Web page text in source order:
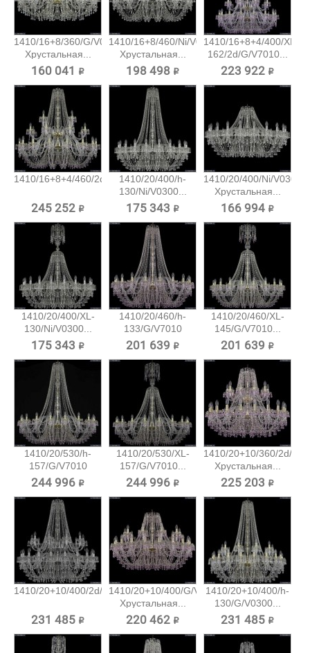
1410/16+8/360/G/V0300
Хрустальная...
160 041 ₽
1410/16+8/460/Ni/V0300
Хрустальная...
198 498 ₽
1410/16+8+4/400/XL-
162/2d/G/V7010...
223 922 ₽
1410/16+8+4/460/2d/G/V7010...
245 252 ₽
1410/20/400/h-
130/Ni/V0300...
175 343 ₽
1410/20/400/Ni/V0300
Хрустальная...
166 994 ₽
1410/20/400/XL-
130/Ni/V0300...
175 343 ₽
1410/20/460/h-
133/G/V7010
Хрустальная...
201 639 ₽
1410/20/460/XL-
145/G/V7010...
201 639 ₽
1410/20/530/h-
157/G/V7010
Хрустальная...
244 996 ₽
1410/20/530/XL-
157/G/V7010...
244 996 ₽
1410/20+10/360/2d/G/
Хрустальная...
225 203 ₽
1410/20+10/400/2d/Ni/V0300...
231 485 ₽
1410/20+10/400/G/V7010
Хрустальная...
220 462 ₽
1410/20+10/400/h-
130/G/V0300...
231 485 ₽